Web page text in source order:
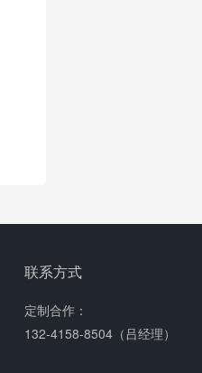
联系方式
定制合作：
132-4158-8504（吕经理）